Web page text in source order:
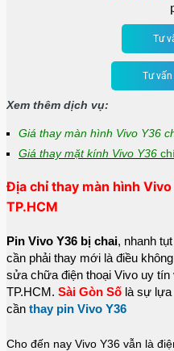
Tư
Tư
Xem thêm dịch vụ:
Giá thay màn hình Vivo Y36
Giá thay mặt kính Vivo Y36
Địa chỉ thay màn hình
TP.HCM
Pin Vivo Y36 bị chai, nhanh
cần phải thay mới là điều
sửa chữa điện thoại Vivo uy
TP.HCM. Sài Gòn Số là sự lựa
cần thay pin Vivo Y36
Cho đến nay Vivo Y36 vẫn là